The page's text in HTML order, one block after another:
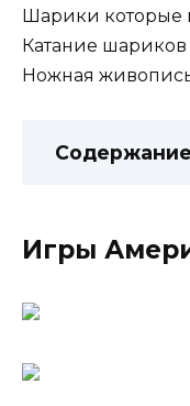
Шарики которые
Катание шариков
Ножная
Содержание
Игры